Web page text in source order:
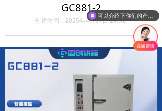
GC881-2
创建时间： 2025年4月17日 14:52
可以介绍下你们的产品么